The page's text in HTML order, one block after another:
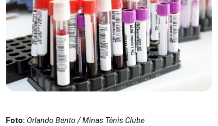
Foto: Orlando Bento / Minas Tênis Clube